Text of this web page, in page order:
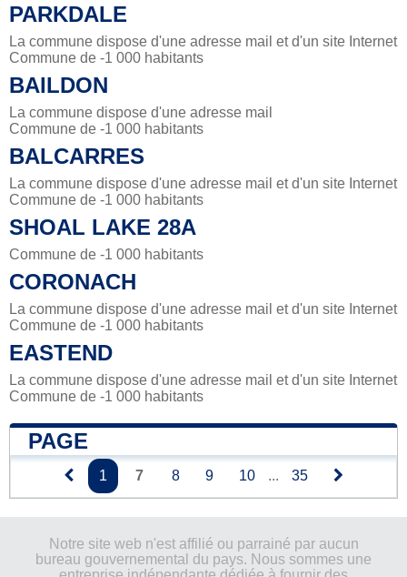
PARKDALE
La commune dispose d'une adresse mail et d'un site Internet
Commune de -1 000 habitants
BAILDON
La commune dispose d'une adresse mail
Commune de -1 000 habitants
BALCARRES
La commune dispose d'une adresse mail et d'un site Internet
Commune de -1 000 habitants
SHOAL LAKE 28A
Commune de -1 000 habitants
CORONACH
La commune dispose d'une adresse mail et d'un site Internet
Commune de -1 000 habitants
EASTEND
La commune dispose d'une adresse mail et d'un site Internet
Commune de -1 000 habitants
PAGE
1 7 8 9 10 ... 35
Notre site web n'est affilié ou parrainé par aucun
bureau gouvernemental du pays. Nous sommes une